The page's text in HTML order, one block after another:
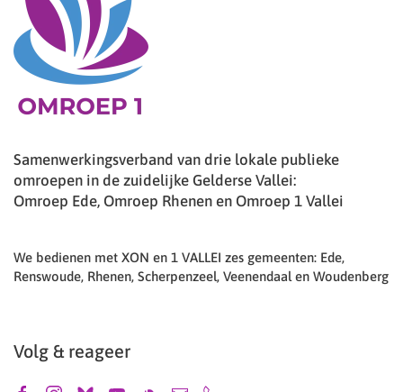
Samenwerkingsverband van drie lokale publieke
omroepen in de zuidelijke Gelderse Vallei:
Omroep Ede, Omroep Rhenen en Omroep 1 Vallei
We bedienen met XON en 1 VALLEI zes gemeenten: Ede,
Renswoude, Rhenen, Scherpenzeel, Veenendaal en Woudenberg
Volg & reageer